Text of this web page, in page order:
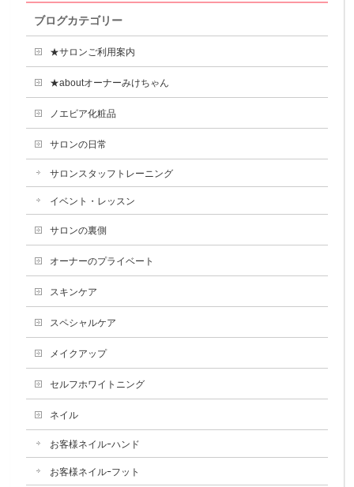
ブログカテゴリー
★サロンご利用案内
★aboutオーナーみけちゃん
ノエビア化粧品
サロンの日常
サロンスタッフトレーニング
イベント・レッスン
サロンの裏側
オーナーのプライベート
スキンケア
スペシャルケア
メイクアップ
セルフホワイトニング
ネイル
お客様ネイルｰハンド
お客様ネイルｰフット